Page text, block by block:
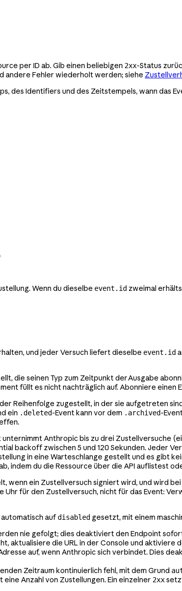
per ID ab. Gib einen beliebigen 2xx-Status
Fehler wiederholt werden; siehe
des Identifiers und des Zeitstempels, wann das
Wenn du dieselbe event.id zweimal
und jeder Versuch liefert dieselbe event.id
die seinen Typ zum Zeitpunkt der Ausgabe
füllt es nicht nachträglich auf. Abonniere einen
Reihenfolge zugestellt, in der sie aufgetreten
ein .deleted-Event kann vor dem .archived-
unternimmt Anthropic bis zu drei Zustellversuche
backoff zwischen 5 und 120 Sekunden. Jeder
in eine Warteschlange gestellt und es gibt
indem du die Ressource über die API auflistest
wenn ein Zustellversuch signiert wird, und wird
für den Zustellversuch, nicht für das Event:
automatisch aufdisabled gesetzt, mit einem
nie gefolgt; dies deaktiviert den Endpoint
aktualisiere die URL in der Console und aktiviere
auf, wenn Anthropic sich verbindet. Dies
Zeitraum kontinuierlich fehl, mit dem Grund
Anzahl von Zustellungen. Ein einzelner 2xx